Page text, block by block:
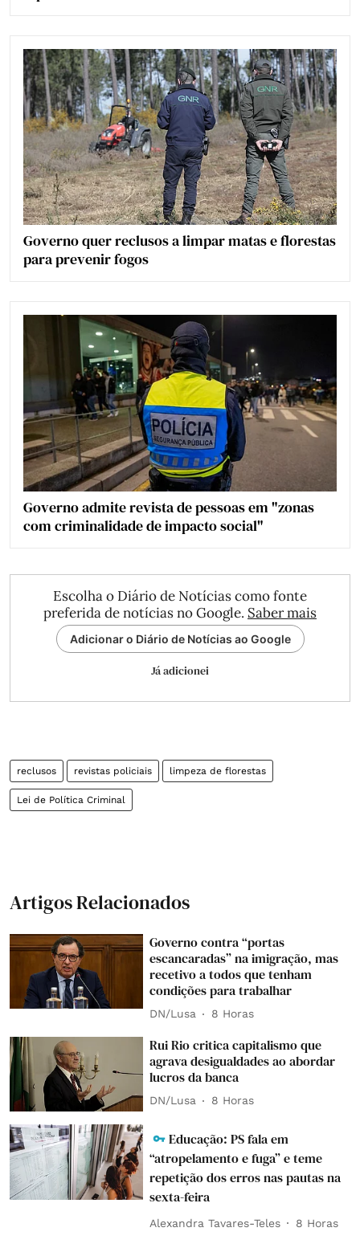
Governo quer reclusos a limpar matas e florestas
para prevenir fogos
Governo admite revista de pessoas em "zonas
com criminalidade de impacto social"
Escolha o Diário de Notícias como fonte
preferida de notícias no Google. Saber mais
Adicionar o Diário de Notícias ao Google
Já adicionei
reclusos revistas policiais limpeza de florestas
Lei de Política Criminal
Artigos Relacionados
Governo contra “portas
escancaradas” na imigração, mas
recetivo a todos que tenham
condições para trabalhar
DN/Lusa 8 Horas
Rui Rio critica capitalismo que
agrava desigualdades ao abordar
lucros da banca
DN/Lusa 8 Horas
Educação: PS fala em
“atropelamento e fuga” e teme
repetição dos erros nas pautas na
sexta-feira
Alexandra Tavares-Teles 8 Horas